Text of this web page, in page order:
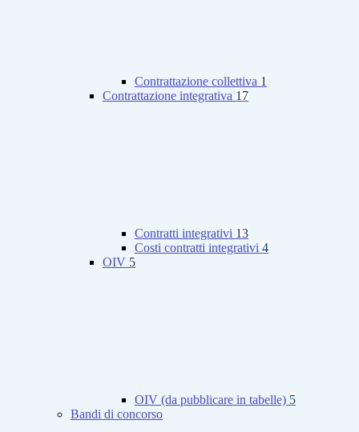
Contrattazione collettiva 1
Contrattazione integrativa 17
Contratti integrativi 13
Costi contratti integrativi 4
OIV 5
OIV (da pubblicare in tabelle) 5
Bandi di concorso